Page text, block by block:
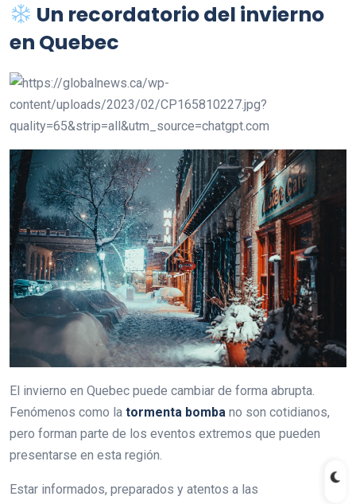
Un recordatorio del invierno
en Quebec
El invierno en Quebec puede cambiar de forma abrupta.
Fenómenos como la tormenta bomba no son cotidianos,
pero forman parte de los eventos extremos que pueden
presentarse en esta región.
Estar informados, preparados y atentos a las